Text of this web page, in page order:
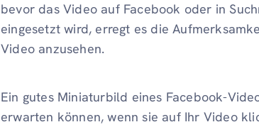
bevor das Video auf Facebook oder in
eingesetzt wird, erregt es die
Video anzusehen.
Ein gutes Miniaturbild eines Facebook-
erwarten können, wenn sie auf Ihr Video